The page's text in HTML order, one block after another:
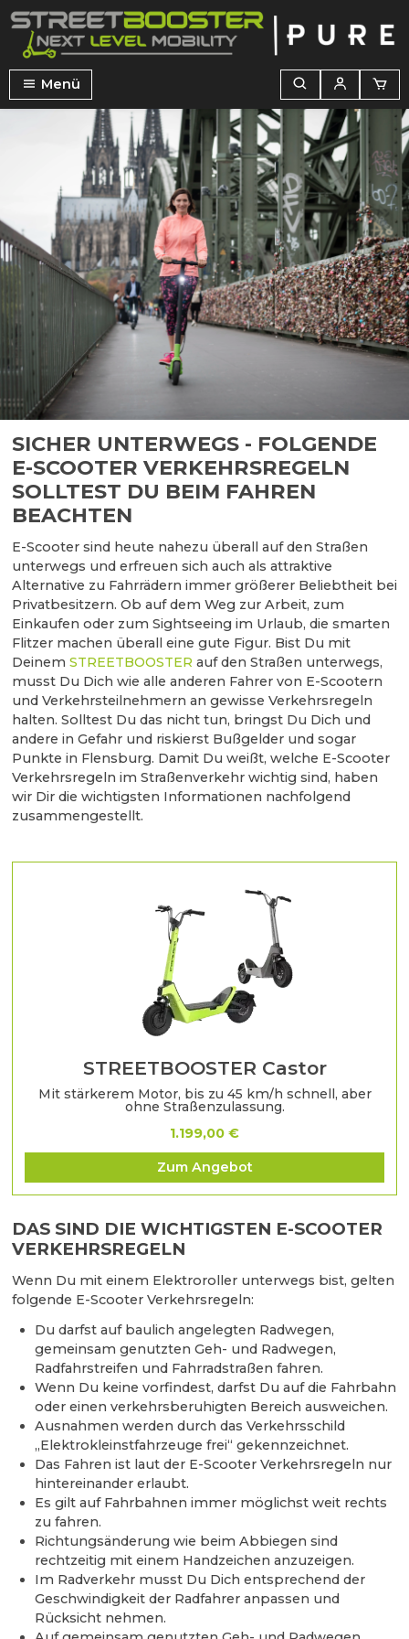
springen
Menü
SICHER UNTERWEGS - FOLGENDE
E-SCOOTER VERKEHRSREGELN
SOLLTEST DU BEIM FAHREN
BEACHTEN
E-Scooter sind heute nahezu überall auf den Straßen
unterwegs und erfreuen sich auch als attraktive
Alternative zu Fahrrädern immer größerer Beliebtheit bei
Privatbesitzern. Ob auf dem Weg zur Arbeit, zum
Einkaufen oder zum Sightseeing im Urlaub, die smarten
Flitzer machen überall eine gute Figur. Bist Du mit
Deinem STREETBOOSTER auf den Straßen unterwegs,
musst Du Dich wie alle anderen Fahrer von E-Scootern
und Verkehrsteilnehmern an gewisse Verkehrsregeln
halten. Solltest Du das nicht tun, bringst Du Dich und
andere in Gefahr und riskierst Bußgelder und sogar
Punkte in Flensburg. Damit Du weißt, welche E-Scooter
Verkehrsregeln im Straßenverkehr wichtig sind, haben
wir Dir die wichtigsten Informationen nachfolgend
zusammengestellt.
STREETBOOSTER Castor
Mit stärkerem Motor, bis zu 45 km/h schnell, aber
ohne Straßenzulassung.
1.199,00 €
Zum Angebot
DAS SIND DIE WICHTIGSTEN E-SCOOTER
VERKEHRSREGELN
Wenn Du mit einem Elektroroller unterwegs bist, gelten
folgende E-Scooter Verkehrsregeln:
Du darfst auf baulich angelegten Radwegen,
gemeinsam genutzten Geh- und Radwegen,
Radfahrstreifen und Fahrradstraßen fahren.
Wenn Du keine vorfindest, darfst Du auf die Fahrbahn
oder einen verkehrsberuhigten Bereich ausweichen.
Ausnahmen werden durch das Verkehrsschild
„Elektrokleinstfahrzeuge frei“ gekennzeichnet.
Das Fahren ist laut der E-Scooter Verkehrsregeln nur
hintereinander erlaubt.
Es gilt auf Fahrbahnen immer möglichst weit rechts
zu fahren.
Richtungsänderung wie beim Abbiegen sind
rechtzeitig mit einem Handzeichen anzuzeigen.
Im Radverkehr musst Du Dich entsprechend der
Geschwindigkeit der Radfahrer anpassen und
Rücksicht nehmen.